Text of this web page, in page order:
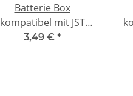
Batterie Box
kompatibel mit JST
BEC - 4 x AA - 6 V
3,49 € *